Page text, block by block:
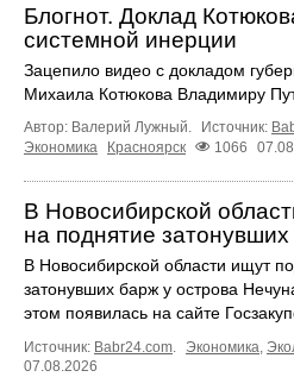
Блогнот. Доклад
системной инерции
Зацепило видео с докладом
Михаила Котюкова Владимиру
Автор: Валерий Лужный. Источник:
Экономика
Красноярск 1066
В Новосибирской
на поднятие
В Новосибирской области ищут
затонувших барж у острова
этом появилась на сайте
Источник: Babr24.com. Экономика,
07.08.2026